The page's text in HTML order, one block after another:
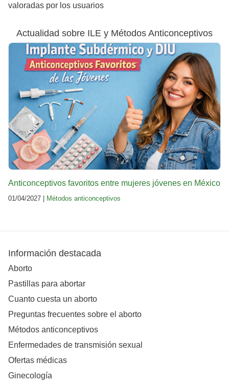
valoradas por los usuarios
Actualidad sobre ILE y Métodos Anticonceptivos
Anticonceptivos favoritos entre mujeres jóvenes en México
01/04/2027 | Métodos anticonceptivos
Información destacada
Aborto
Pastillas para abortar
Cuanto cuesta un aborto
Preguntas frecuentes sobre el aborto
Métodos anticonceptivos
Enfermedades de transmisión sexual
Ofertas médicas
Ginecología